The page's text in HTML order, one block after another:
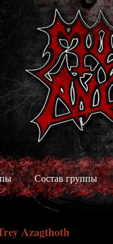
Состав группы
Azagthoth